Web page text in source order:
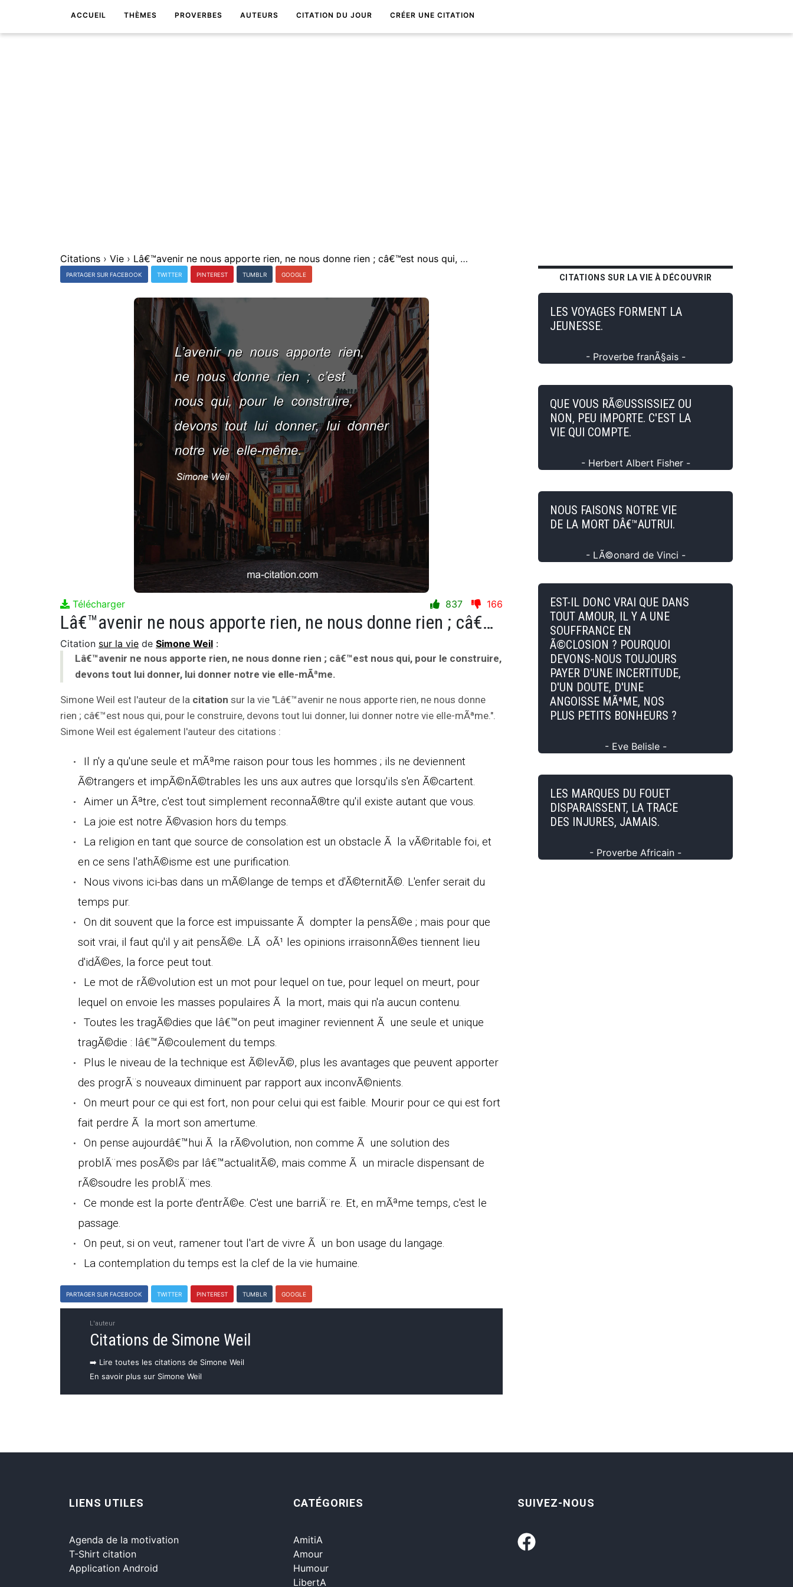
ACCUEIL THÈMES PROVERBES AUTEURS CITATION DU JOUR CRÉER UNE CITATION
Citations › Vie › Lâ€™avenir ne nous apporte rien, ne nous donne rien ; câ€™est nous qui, pour le construire, devons tout lui donner, lui donner notre vie elle-mÃªme.
PARTAGER SUR FACEBOOK TWITTER PINTEREST TUMBLR GOOGLE
Télécharger 837 166
Lâ€™avenir ne nous apporte rien, ne nous donne rien ; câ€™est nous qui, pour le construire, devons tout lui donner, lui donner notre vie elle-mÃªme.
Citation sur la vie de Simone Weil :
Lâ€™avenir ne nous apporte rien, ne nous donne rien ; câ€™est nous qui, pour le construire,
devons tout lui donner, lui donner notre vie elle-mÃªme.
Simone Weil est l'auteur de la citation sur la vie "Lâ€™avenir ne nous apporte rien, ne nous donne
rien ; câ€™est nous qui, pour le construire, devons tout lui donner, lui donner notre vie elle-mÃªme.".
Simone Weil est également l'auteur des citations :
Il n'y a qu'une seule et mÃªme raison pour tous les hommes ; ils ne deviennent
Ã©trangers et impÃ©nÃ©trables les uns aux autres que lorsqu'ils s'en Ã©cartent.
Aimer un Ãªtre, c'est tout simplement reconnaÃ®tre qu'il existe autant que vous.
La joie est notre Ã©vasion hors du temps.
La religion en tant que source de consolation est un obstacle Ã la vÃ©ritable foi, et
en ce sens l'athÃ©isme est une purification.
Nous vivons ici-bas dans un mÃ©lange de temps et d'Ã©ternitÃ©. L'enfer serait du
temps pur.
On dit souvent que la force est impuissante Ã dompter la pensÃ©e ; mais pour que
soit vrai, il faut qu'il y ait pensÃ©e. LÃ oÃ¹ les opinions irraisonnÃ©es tiennent lieu
d'idÃ©es, la force peut tout.
Le mot de rÃ©volution est un mot pour lequel on tue, pour lequel on meurt, pour
lequel on envoie les masses populaires Ã la mort, mais qui n'a aucun contenu.
Toutes les tragÃ©dies que lâ€™on peut imaginer reviennent Ã une seule et unique
tragÃ©die : lâ€™Ã©coulement du temps.
Plus le niveau de la technique est Ã©levÃ©, plus les avantages que peuvent apporter
des progrÃ¨s nouveaux diminuent par rapport aux inconvÃ©nients.
On meurt pour ce qui est fort, non pour celui qui est faible. Mourir pour ce qui est fort
fait perdre Ã la mort son amertume.
On pense aujourdâ€™hui Ã la rÃ©volution, non comme Ã une solution des
problÃ¨mes posÃ©s par lâ€™actualitÃ©, mais comme Ã un miracle dispensant de
rÃ©soudre les problÃ¨mes.
Ce monde est la porte d'entrÃ©e. C'est une barriÃ¨re. Et, en mÃªme temps, c'est le
passage.
On peut, si on veut, ramener tout l'art de vivre Ã un bon usage du langage.
La contemplation du temps est la clef de la vie humaine.
PARTAGER SUR FACEBOOK TWITTER PINTEREST TUMBLR GOOGLE
L'auteur
Citations de Simone Weil
➡️ Lire toutes les citations de Simone Weil
En savoir plus sur Simone Weil
CITATIONS SUR LA VIE À DÉCOUVRIR
LES VOYAGES FORMENT LA
JEUNESSE.
- Proverbe franÃ§ais -
QUE VOUS RÃ©USSISSIEZ OU
NON, PEU IMPORTE. C'EST LA
VIE QUI COMPTE.
- Herbert Albert Fisher -
NOUS FAISONS NOTRE VIE
DE LA MORT DÂ€™AUTRUI.
- LÃ©onard de Vinci -
EST-IL DONC VRAI QUE DANS
TOUT AMOUR, IL Y A UNE
SOUFFRANCE EN
Ã©CLOSION ? POURQUOI
DEVONS-NOUS TOUJOURS
PAYER D'UNE INCERTITUDE,
D'UN DOUTE, D'UNE
ANGOISSE MÃªME, NOS
PLUS PETITS BONHEURS ?
- Eve Belisle -
LES MARQUES DU FOUET
DISPARAISSENT, LA TRACE
DES INJURES, JAMAIS.
- Proverbe Africain -
LIENS UTILES
Agenda de la motivation
T-Shirt citation
Application Android
CATÉGORIES
AmitiA
Amour
Humour
LibertA
SUIVEZ-NOUS